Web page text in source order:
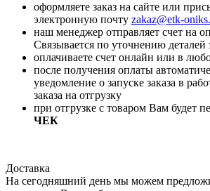
оформляете заказ на сайте или
электронную почту zakaz@etk-
наш менеджер отправляет счет на
Связывается по уточнению деталей
оплачиваете счет онлайн или в
после получения оплаты
уведомление о запуске заказа в
заказа на отгрузку
при отгрузке с товаром Вам будет
ЧЕК
Доставка
На сегодняшний день мы можем